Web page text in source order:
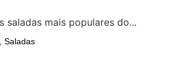
saladas mais populares do...
,Saladas